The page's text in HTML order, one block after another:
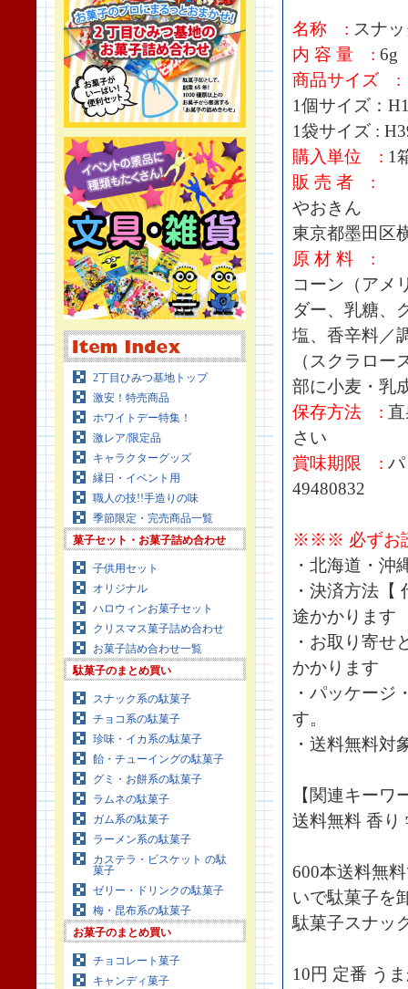
2丁目ひみつ基地トップ
激安！特売商品
ホワイトデー特集！
激レア/限定品
キャラクターグッズ
縁日・イベント用
職人の技!!手造りの味
季節限定・完売商品一覧
菓子セット・お菓子詰め合わせ
子供用セット
オリジナル
ハロウィンお菓子セット
クリスマス菓子詰め合わせ
お菓子詰め合わせ一覧
駄菓子のまとめ買い
スナック系の駄菓子
チョコ系の駄菓子
珍味・イカ系の駄菓子
飴・チューイングの駄菓子
グミ・お餅系の駄菓子
ラムネの駄菓子
ガム系の駄菓子
ラーメン系の駄菓子
カステラ・ビスケット の駄
菓子
ゼリー・ドリンクの駄菓子
梅・昆布系の駄菓子
お菓子のまとめ買い
チョコレート菓子
キャンディ菓子
名称 : スナ
内 容 量 : 6g
商品サイズ :
1個サイズ：
1袋サイズ :
購入単位 : 1
販 売 者 :
やおきん
東京都墨田区
原 材 料 :
コーン（アメ
ダー、乳糖、
塩、香辛料／
（スクラロ
部に小麦・乳
保存方法 :
さい
賞味期限 :
49480832
※※※ 必ずお
・北海道・沖
・決済方法【
途かかります
・お取り寄せ
かかります
・パッケージ
す。
・送料無料対
【関連キーワ
送料無料 香り
600本送料無
いで駄菓子を
駄菓子スナッ
10円 定番 う